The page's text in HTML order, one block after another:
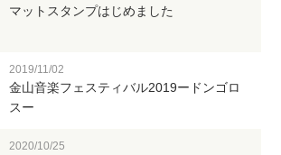
マットスタンプはじめました
2019/11/02
金山音楽フェスティバル2019ードンゴロ
スー
2020/10/25